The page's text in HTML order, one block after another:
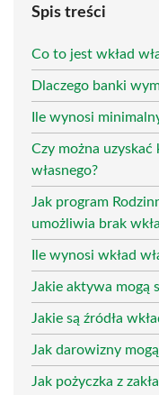
Spis treści
Co to jest wkład
Dlaczego banki
Ile wynosi
Czy można
własnego?
Jak program
umożliwia brak
Ile wynosi wkład
Jakie aktywa mogą
Jakie są źródła
Jak darowizny
Jak pożyczka z